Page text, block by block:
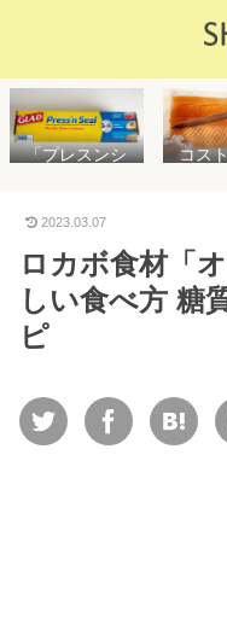
「プレスンシ
説！コストコ
る店はどこ？
粘着面に危険
性はない？
コス
や冷
法
2023.03.07
ロカボ食材「
しい食べ方 糖
ピ